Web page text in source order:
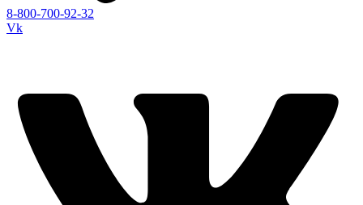
8-800-700-92-32
Vk